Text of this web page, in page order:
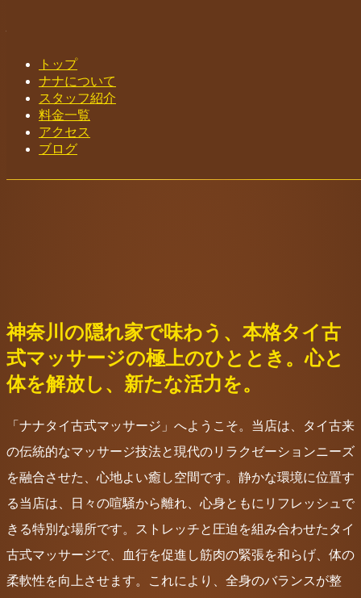
Toggle navigation
トップ
ナナについて
スタッフ紹介
料金一覧
アクセス
ブログ
ナナ
nana
2024年7月1日
タイマッサージ
ッサージ
神奈川の隠れ家で味わう、本格タイ古
式マッサージの極上のひととき。心と
体を解放し、新たな活力を。
「ナナタイ古式マッサージ」へようこそ。当店は、タイ古来
の伝統的なマッサージ技法と現代のリラクゼーションニーズ
を融合させた、心地よい癒し空間です。静かな環境に位置す
る当店は、日々の喧騒から離れ、心身ともにリフレッシュで
きる特別な場所です。ストレッチと圧迫を組み合わせたタイ
古式マッサージで、血行を促進し筋肉の緊張を和らげ、体の
柔軟性を向上させます。これにより、全身のバランスが整